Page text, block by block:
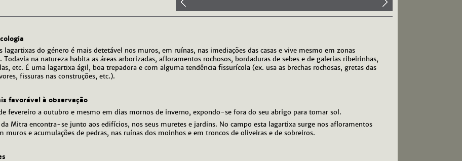
lagartixas do género é mais detetável nos muros, em ruínas, nas imediações das casas e vive mesmo em zonas
Todavia na natureza habita as áreas arborizadas, afloramentos rochosos, bordaduras de sebes e de galerias ribeirinhas,
etc. É uma lagartixa ágil, boa trepadora e com alguma tendência fissurícola (ex. usa as brechas rochosas, gretas das
fissuras nas construções, etc.).
favorável à observação
fevereiro a outubro e mesmo em dias mornos de inverno, expondo-se fora do seu abrigo para tomar sol.
da Mitra encontra-se junto aos edifícios, nos seus muretes e jardins. No campo esta lagartixa surge nos afloramentos
muros e acumulações de pedras, nas ruínas dos moinhos e em troncos de oliveiras e de sobreiros.